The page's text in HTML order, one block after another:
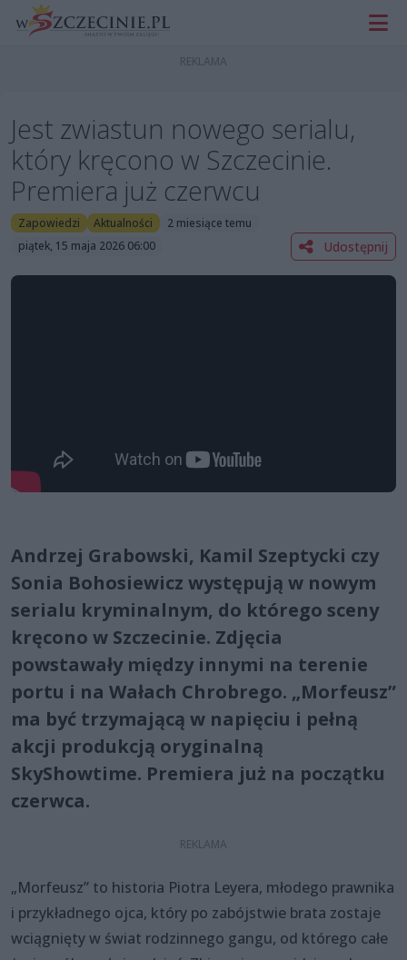
Jest zwiastun nowego serialu,
który kręcono w Szczecinie.
Premiera już czerwcu
Zapowiedzi Aktualności
2 miesiące temu
piątek, 15 maja 2026 06:00
Udostępnij
Andrzej Grabowski, Kamil Szeptycki czy
Sonia Bohosiewicz występują w nowym
serialu kryminalnym, do którego sceny
kręcono w Szczecinie. Zdjęcia
powstawały między innymi na terenie
portu i na Wałach Chrobrego. „Morfeusz”
ma być trzymającą w napięciu i pełną
akcji produkcją oryginalną
SkyShowtime. Premiera już na początku
czerwca.
„Morfeusz” to historia Piotra Leyera, młodego prawnika
i przykładnego ojca, który po zabójstwie brata zostaje
wciągnięty w świat rodzinnego gangu, od którego całe